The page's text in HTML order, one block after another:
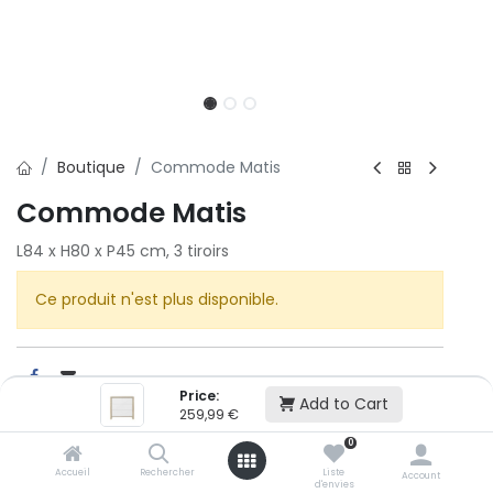
Price:
259,99 € Add to Cart
Accueil Rechercher
0
Liste
d'envies
Account
Boutique Commode Matis
Commode Matis
L84 x H80 x P45 cm, 3 tiroirs
Ce produit n'est plus disponible.
Cet article n'est plus disponible.